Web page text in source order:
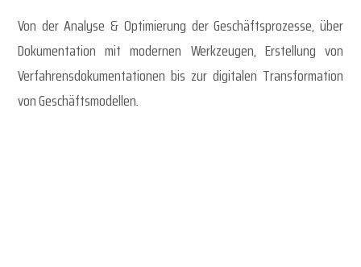
Von der Analyse & Optimierung der Geschäftsprozesse, über
Dokumentation mit modernen Werkzeugen, Erstellung von
Verfahrensdokumentationen bis zur digitalen Transformation
von Geschäftsmodellen.